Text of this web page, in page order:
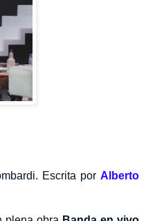
Escrita por Alberto